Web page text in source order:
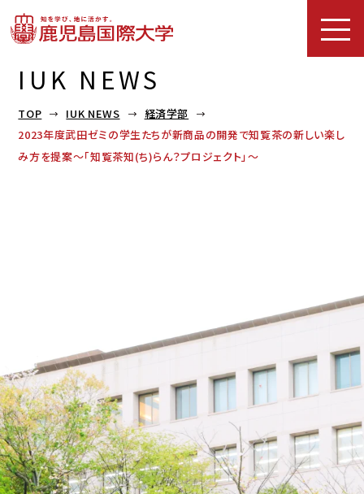
IUK NEWS
TOP IUK NEWS
経済学部
2023年度武田ゼミの学生たちが新商品の開発で知覧茶の新しい楽し
み方を提案～「知覧茶知(ち)らん？プロジェクト」～